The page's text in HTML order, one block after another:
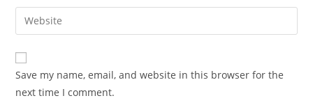
comment
email
address
comment
Enter
your
website
URL
(optional)
Save my name, email, and website in this browser for the
next time I comment.